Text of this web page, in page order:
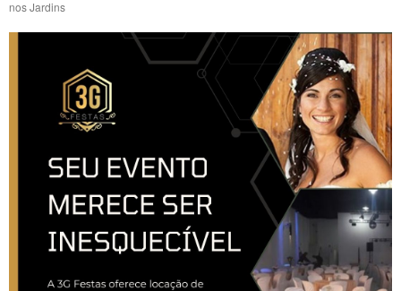
nos Jardins